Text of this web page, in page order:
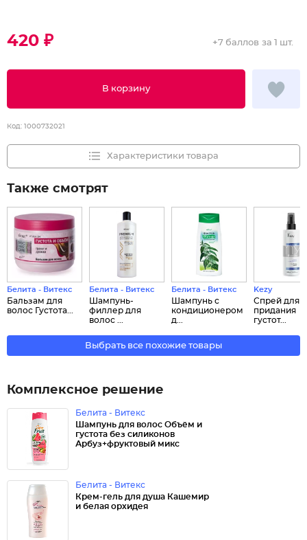
420 ₽
В корзину
+7 баллов за 1 шт.
Код: 1000732021
Характеристики товара
Также смотрят
Белита - Витекс
Бальзам для
волос Густота...
Белита - Витекс
Шампунь-
филлер для
волос ...
Белита - Витекс
Шампунь с
кондиционером
д...
Kezy
Спрей для
придания
густот...
Выбрать все похожие товары
Комплексное решение
Белита - Витекс
Шампунь для волос Объём и
густота без силиконов
Арбуз+фруктовый микс
Белита - Витекс
Крем-гель для душа Кашемир
и белая орхидея